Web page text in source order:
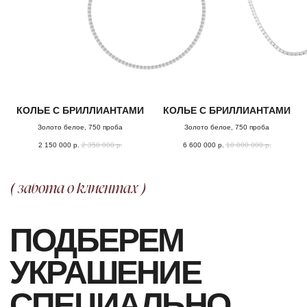
КОЛЬЕ С БРИЛЛИАНТАМИ
Золото белое, 750 проба
2 150 000 р. 2 350 000 р.
КОЛЬЕ С БРИЛЛИАНТАМИ
Золото белое, 750 проба
6 600 000 р. 10 000 000 р.
Добавьте товар в корзину и введите
свои контактные данные
ПОДТВЕРЖДЕНИЕ